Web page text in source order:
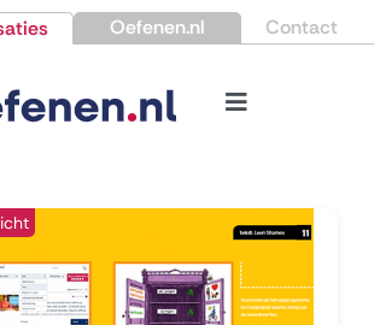
Oefenen.nl Contact
Toggle